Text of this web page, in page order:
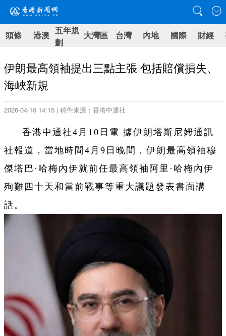
頭條 港澳 五年規
劃
大灣區 台灣 內地 國際 財經
伊朗最高領袖提出三點主張 包括賠償損失、
海峽新規
2026-04-10 14:15 | 稿件來源：香港中通社
香港中通社4月10日電 據伊朗塔斯尼姆通訊
社報道，當地時間4月9日晚間，伊朗最高領袖穆
傑塔巴·哈梅內伊就前任最高領袖阿里·哈梅內伊
殉難四十天和當前戰事等重大議題發表書面講
話。